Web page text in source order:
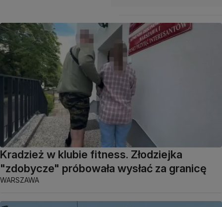
Kradzież w klubie fitness. Złodziejka
"zdobycze" próbowała wysłać za granicę
WARSZAWA